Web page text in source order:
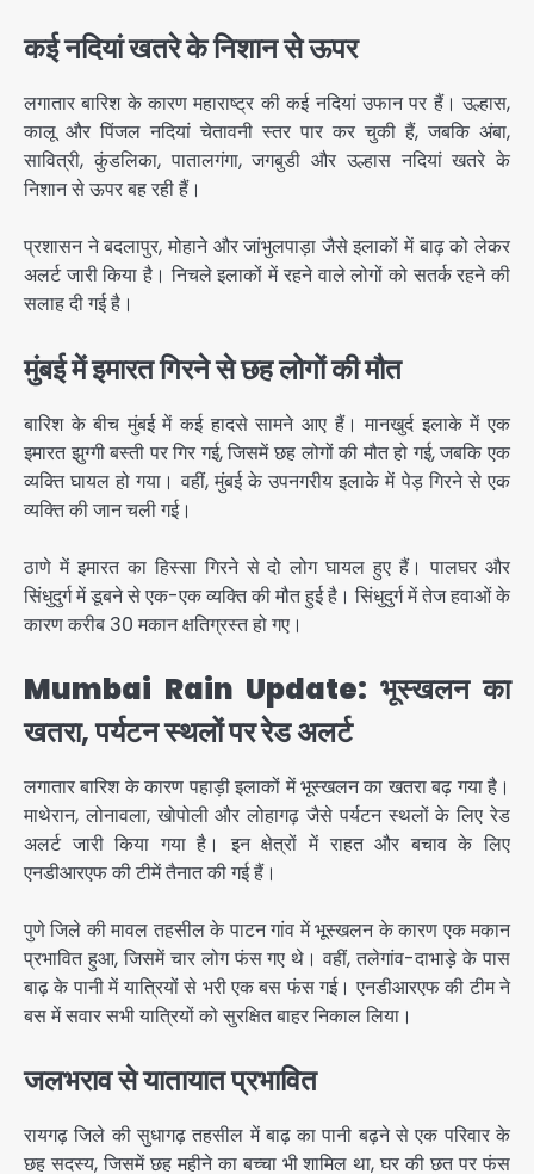
कई नदियां खतरे के निशान से ऊपर
लगातार बारिश के कारण महाराष्ट्र की कई नदियां उफान पर हैं। उल्हास,
कालू और पिंजल नदियां चेतावनी स्तर पार कर चुकी हैं, जबकि अंबा,
सावित्री, कुंडलिका, पातालगंगा, जगबुडी और उल्हास नदियां खतरे के
निशान से ऊपर बह रही हैं।
प्रशासन ने बदलापुर, मोहाने और जांभुलपाड़ा जैसे इलाकों में बाढ़ को लेकर
अलर्ट जारी किया है। निचले इलाकों में रहने वाले लोगों को सतर्क रहने की
सलाह दी गई है।
मुंबई में इमारत गिरने से छह लोगों की मौत
बारिश के बीच मुंबई में कई हादसे सामने आए हैं। मानखुर्द इलाके में एक
इमारत झुग्गी बस्ती पर गिर गई, जिसमें छह लोगों की मौत हो गई, जबकि एक
व्यक्ति घायल हो गया। वहीं, मुंबई के उपनगरीय इलाके में पेड़ गिरने से एक
व्यक्ति की जान चली गई।
ठाणे में इमारत का हिस्सा गिरने से दो लोग घायल हुए हैं। पालघर और
सिंधुदुर्ग में डूबने से एक-एक व्यक्ति की मौत हुई है। सिंधुदुर्ग में तेज हवाओं के
कारण करीब 30 मकान क्षतिग्रस्त हो गए।
Mumbai Rain Update: भूस्खलन का
खतरा, पर्यटन स्थलों पर रेड अलर्ट
लगातार बारिश के कारण पहाड़ी इलाकों में भूस्खलन का खतरा बढ़ गया है।
माथेरान, लोनावला, खोपोली और लोहागढ़ जैसे पर्यटन स्थलों के लिए रेड
अलर्ट जारी किया गया है। इन क्षेत्रों में राहत और बचाव के लिए
एनडीआरएफ की टीमें तैनात की गई हैं।
पुणे जिले की मावल तहसील के पाटन गांव में भूस्खलन के कारण एक मकान
प्रभावित हुआ, जिसमें चार लोग फंस गए थे। वहीं, तलेगांव-दाभाड़े के पास
बाढ़ के पानी में यात्रियों से भरी एक बस फंस गई। एनडीआरएफ की टीम ने
बस में सवार सभी यात्रियों को सुरक्षित बाहर निकाल लिया।
जलभराव से यातायात प्रभावित
रायगढ़ जिले की सुधागढ़ तहसील में बाढ़ का पानी बढ़ने से एक परिवार के
छह सदस्य, जिसमें छह महीने का बच्चा भी शामिल था, घर की छत पर फंस